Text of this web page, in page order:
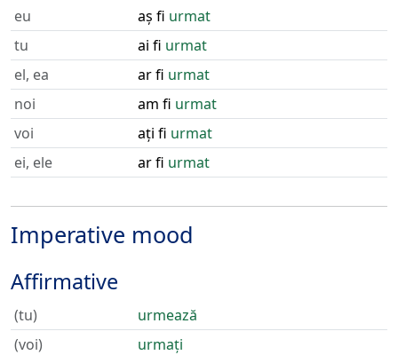
eu aș fi urmat
tu
ai fi urmat
el, ea
ar fi urmat
noi
am fi urmat
voi
ați fi urmat
ei, ele
ar fi urmat
Imperative mood
Affirmative
(tu)
urmează
(voi)
urmați